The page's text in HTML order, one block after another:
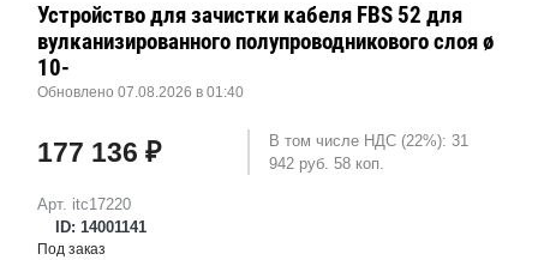
Арт. itc17220
ID: 14001141
Устройство для зачистки кабеля FBS 52 для
вулканизированного полупроводникового слоя ø
10-
Обновлено 07.08.2026 в 01:40
177 136 ₽
В том числе НДС (22%): 31
942 руб. 58 коп.
Под заказ